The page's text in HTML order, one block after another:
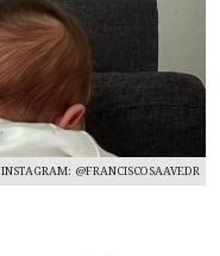
INSTAGRAM: @FRANCISCOSAAVEDR